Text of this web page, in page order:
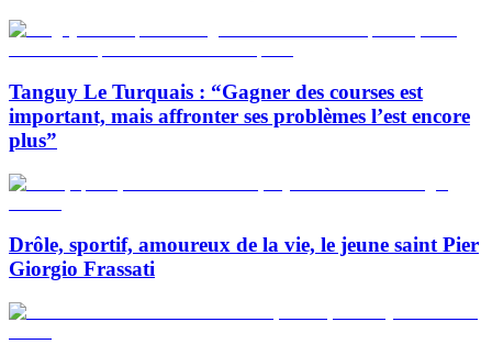
Tanguy Le Turquais : “Gagner des courses est
important, mais affronter ses problèmes l’est encore
plus”
Drôle, sportif, amoureux de la vie, le jeune saint Pier
Giorgio Frassati